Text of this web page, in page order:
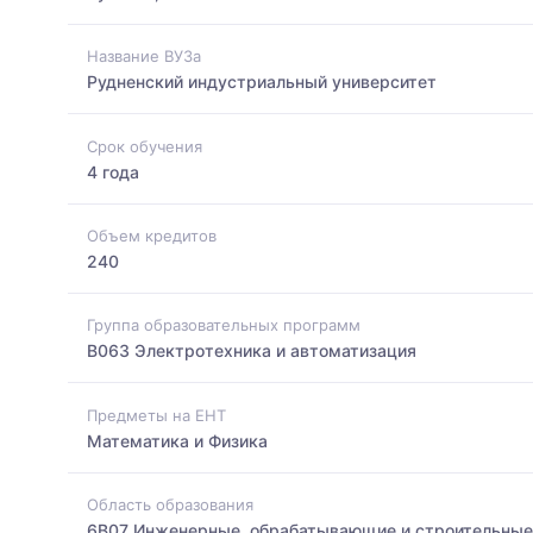
Название ВУЗа
Рудненский индустриальный университет
Срок обучения
4 года
Объем кредитов
240
Группа образовательных программ
B063 Электротехника и автоматизация
Предметы на ЕНТ
Математика и Физика
Область образования